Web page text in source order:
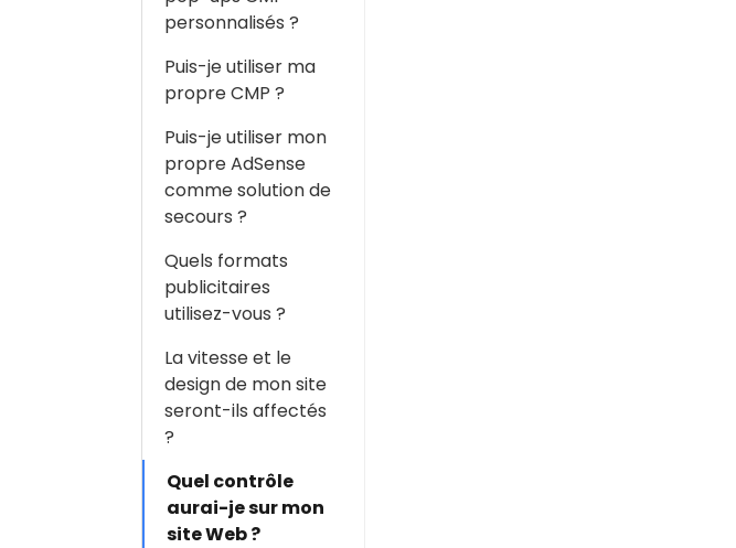
personnalisés ?
Puis-je utiliser ma
propre CMP ?
Puis-je utiliser mon
propre AdSense
comme solution de
secours ?
Quels formats
publicitaires
utilisez-vous ?
La vitesse et le
design de mon site
seront-ils affectés
?
Quel contrôle
aurai-je sur mon
site Web ?